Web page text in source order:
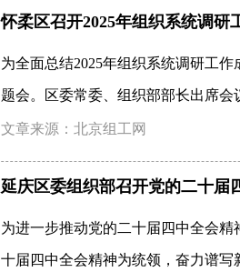
怀柔区召开2025年组织系统调研
为全面总结2025年组织系统调研工
题会。区委常委、组织部部长出席
文章来源：北京组工网
延庆区委组织部召开党的二十届
为进一步推动党的二十届四中全会
十届四中全会精神为统领，奋力谱